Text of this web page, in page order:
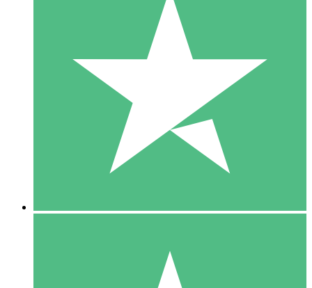
Packs de Crédits Individuels
Payez à l'utilisation avec des crédits de téléchargement. Sans
1 Téléchargement
10 00
10 Téléchargements
20 00